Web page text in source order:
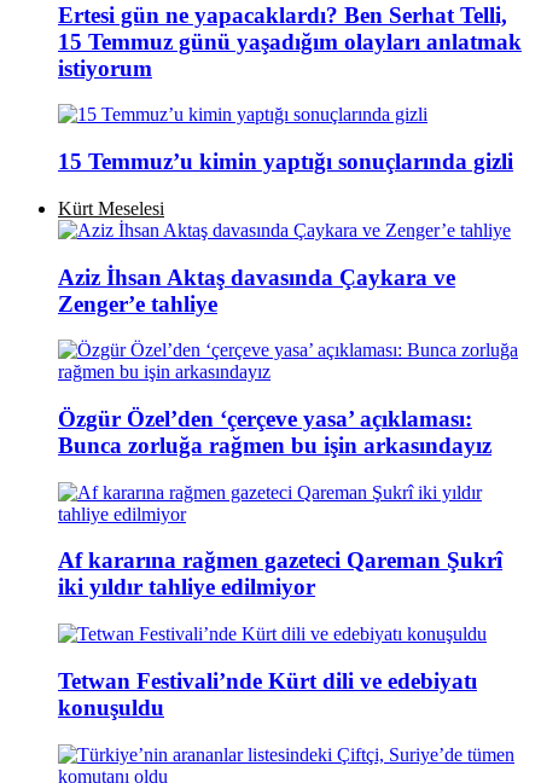
Ertesi gün ne yapacaklardı? Ben Serhat Telli,
15 Temmuz günü yaşadığım olayları anlatmak
istiyorum
15 Temmuz’u kimin yaptığı sonuçlarında gizli
Kürt Meselesi
Aziz İhsan Aktaş davasında Çaykara ve
Zenger’e tahliye
Özgür Özel’den ‘çerçeve yasa’ açıklaması:
Bunca zorluğa rağmen bu işin arkasındayız
Af kararına rağmen gazeteci Qareman Şukrî
iki yıldır tahliye edilmiyor
Tetwan Festivali’nde Kürt dili ve edebiyatı
konuşuldu